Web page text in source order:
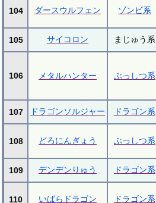
104 ダースウルフェン ゾンビ系
105 サイコロン まじゅう系
106 メタルハンター ぶっしつ系
107 ドラゴンソルジャー ドラゴン系
108 どろにんぎょう ぶっしつ系
109 デンデンりゅう ドラゴン系
110 いばらドラゴン ドラゴン系